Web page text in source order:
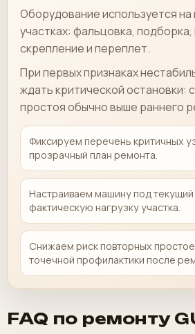
Оборудование используется
участках: фальцовка,
скрепление и переплет.
При первых признаках
ждать критической остановки:
простоя обычно выше раннего
Фиксируем перечень критичных
прозрачный план ремонта.
Настраиваем машину под
фактическую нагрузку участка.
Снижаем риск повторных
точечной профилактики после
FAQ по ремонту